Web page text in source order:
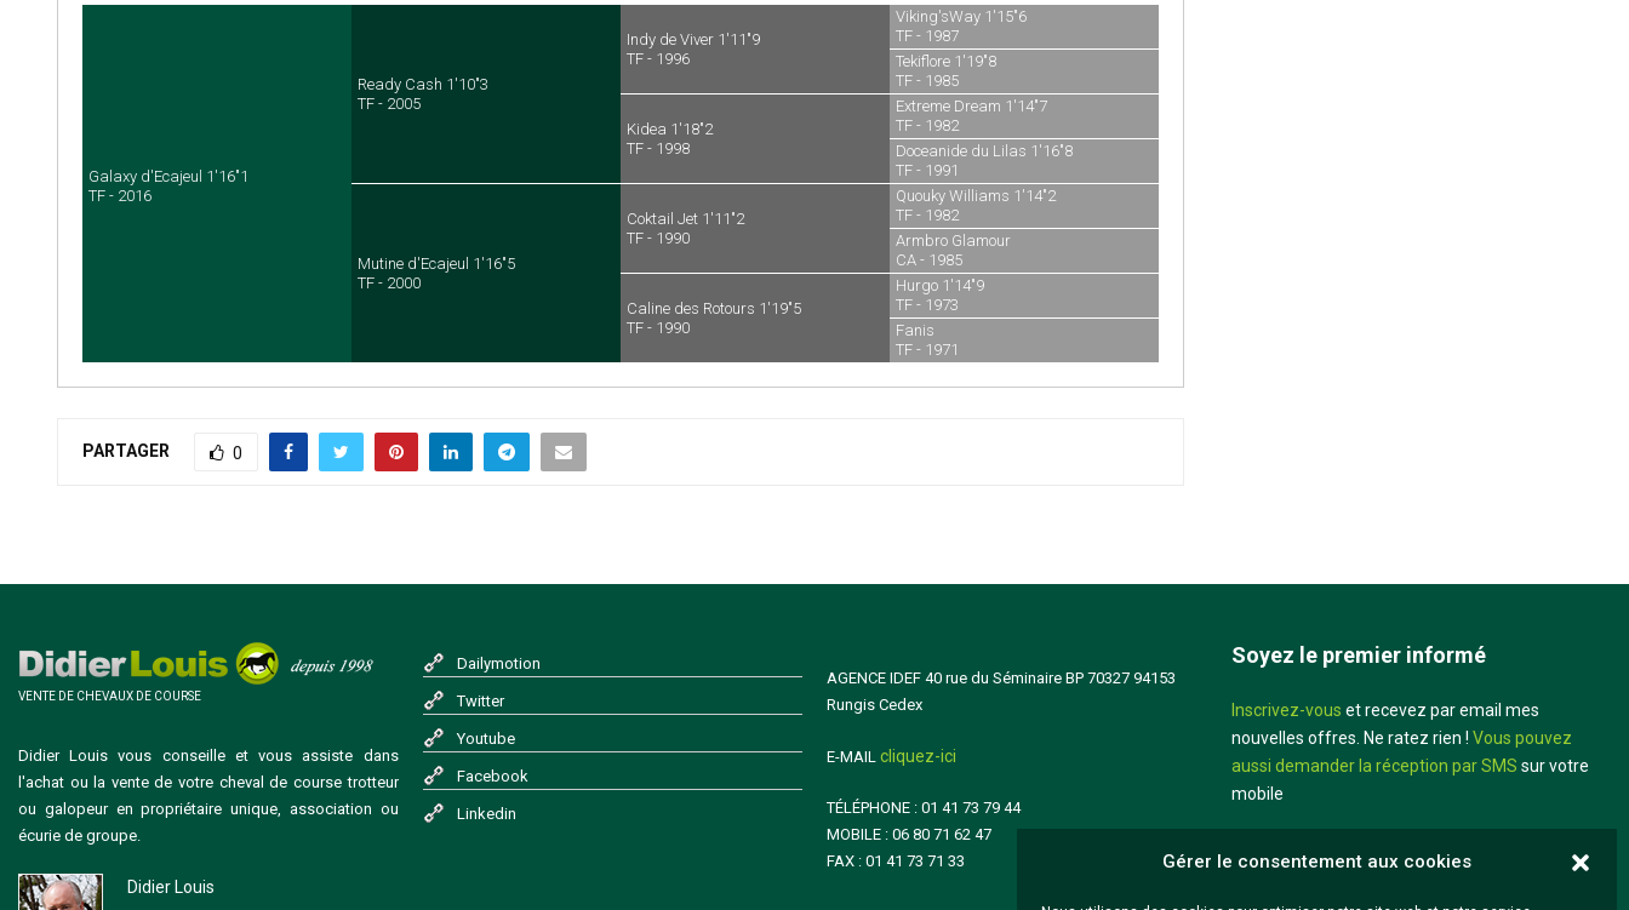
Gérer le consentement aux cookies
Galaxy d'Ecajeul 1'16"1
TF - 2016
Ready Cash 1'10"3
TF - 2005
Mutine d'Ecajeul 1'16"5
TF - 2000
Indy de Viver 1'11"9
TF - 1996
Kidea 1'18"2
TF - 1998
Coktail Jet 1'11"2
TF - 1990
Caline des Rotours 1'19"5
TF - 1990
Viking'sWay 1'15"6
TF - 1987
Tekiflore 1'19"8
TF - 1985
Extreme Dream 1'14"7
TF - 1982
Doceanide du Lilas 1'16"8
TF - 1991
Quouky Williams 1'14"2
TF - 1982
Armbro Glamour
CA - 1985
Hurgo 1'14"9
TF - 1973
Fanis
TF - 1971
PARTAGER 0
VENTE DE CHEVAUX DE COURSE
Didier Louis vous conseille et vous assiste dans
l'achat ou la vente de votre cheval de course trotteur
ou galopeur en propriétaire unique, association ou
écurie de groupe.
Didier Louis
Dailymotion
Twitter
Youtube
Facebook
Linkedin
AGENCE IDEF 40 rue du Séminaire BP 70327 94153
Rungis Cedex
E-MAIL cliquez-ici
TÉLÉPHONE : 01 41 73 79 44
MOBILE : 06 80 71 62 47
FAX : 01 41 73 71 33
Soyez le premier informé
Inscrivez-vous et recevez par email mes
nouvelles offres. Ne ratez rien ! Vous pouvez
aussi demander la réception par SMS sur votre
mobile